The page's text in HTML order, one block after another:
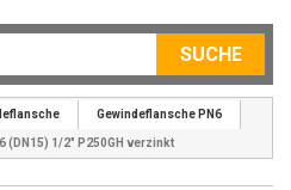
SUCHE
Gewindeflansche PN6
(DN15) 1/2" P250GH verzinkt